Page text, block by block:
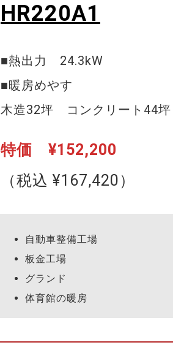
HR220A1
■熱出力 24.3kW
■暖房めやす
木造32坪 コンクリート44坪
特価 ¥152,200
（税込 ¥167,420）
自動車整備工場
板金工場
グランド
体育館の暖房